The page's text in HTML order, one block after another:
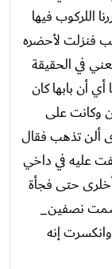
اللركوب فيها
فنزلت لأحضره
في الحقيقة
أن بابها كان
وكانت على
ألن تذهب فقال
عليه في داخي
أخلرى حتى فجأة
نصفين_
إنه